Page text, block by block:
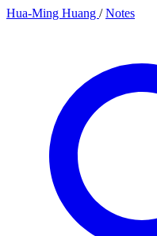
Hua-Ming Huang / Notes